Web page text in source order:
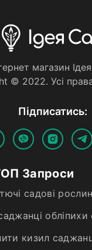
магазин
© 2022. Усi
Пiдписатись:
Запроси
садові
обліпихи
кизил